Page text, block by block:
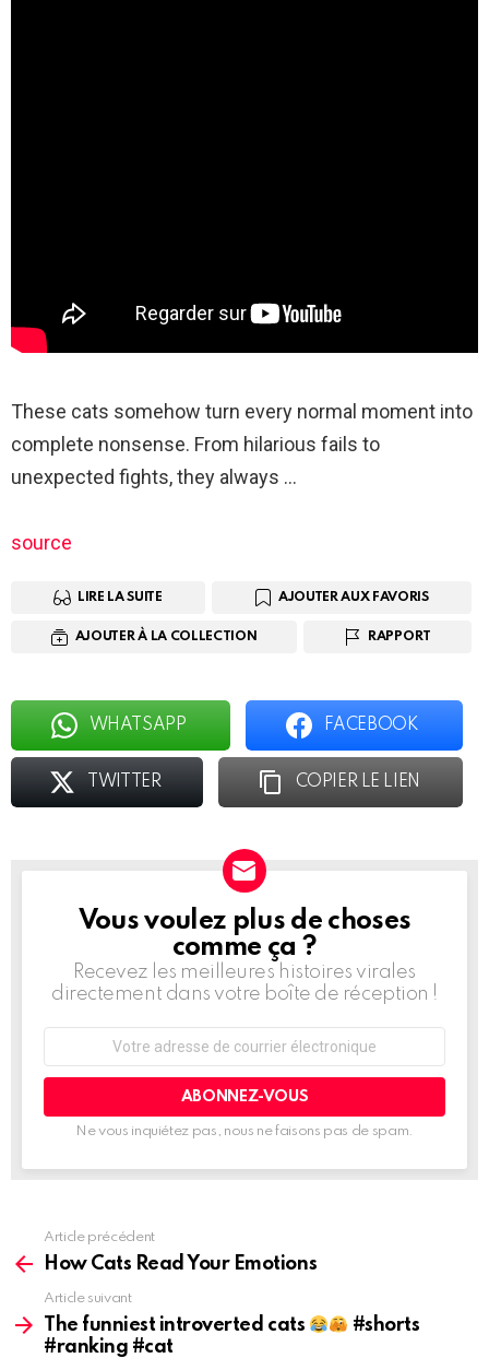
These cats somehow turn every normal moment into
complete nonsense. From hilarious fails to
unexpected fights, they always …
source
LIRE LA SUITE AJOUTER AUX FAVORIS
AJOUTER À LA COLLECTION RAPPORT
WHATSAPP FACEBOOK
TWITTER COPIER LE LIEN
BULLETIN
D'INFORMATION
Vous voulez plus de choses
comme ça ?
Recevez les meilleures histoires virales
directement dans votre boîte de réception !
courrier
Ne vous inquiétez pas, nous ne faisons pas de spam.
Voir
plus
Article précédent
How Cats Read Your Emotions
Article suivant
The funniest introverted cats
#shorts
#ranking #cat